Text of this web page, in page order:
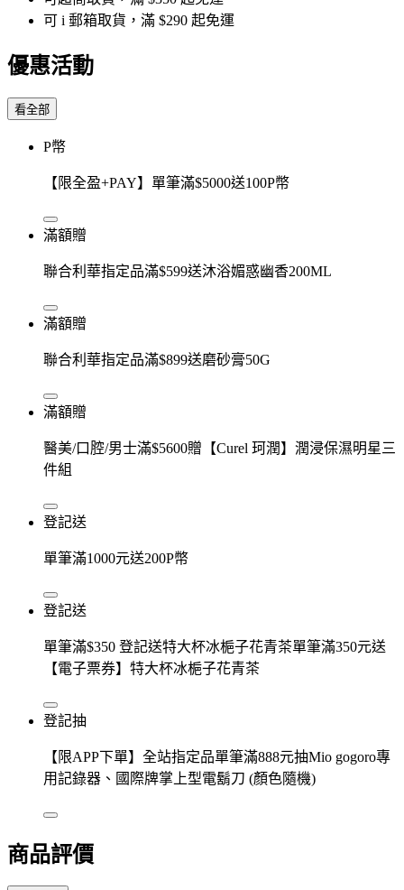
可 i 郵箱取貨，滿 $290 起免運
優惠活動
看全部
P幣
【限全盈+PAY】單筆滿$5000送100P幣
滿額贈
聯合利華指定品滿$599送沐浴媚惑幽香200ML
滿額贈
聯合利華指定品滿$899送磨砂膏50G
滿額贈
醫美/口腔/男士滿$5600贈【Curel 珂潤】潤浸保濕明星三
件組
登記送
單筆滿1000元送200P幣
登記送
單筆滿$350 登記送特大杯冰梔子花青茶單筆滿350元送
【電子票券】特大杯冰梔子花青茶
登記抽
【限APP下單】全站指定品單筆滿888元抽Mio gogoro專
用記錄器、國際牌掌上型電鬍刀 (顏色隨機)
商品評價